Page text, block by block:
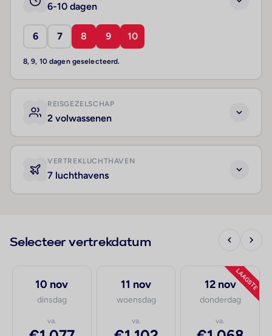
6-10 dagen
6 7 8 9 10
8, 9, 10 dagen geselecteerd.
REISGEZELSCHAP
2 volwassenen
VERTREKLUCHTHAVEN
7 luchthavens
Selecteer vertrekdatum
10 nov
dinsdag
va.
11 nov
woensdag
va.
LAAGSTE
12 nov
donderdag
va.